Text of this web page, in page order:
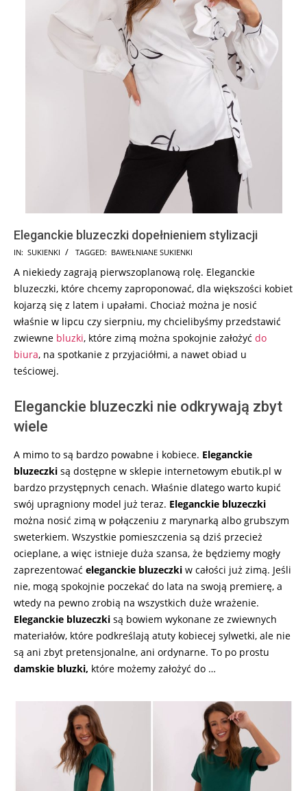
Eleganckie bluzeczki dopełnieniem stylizacji
2024-
01-
25
IN: SUKIENKI TAGGED: BAWEŁNIANE SUKIENKI
A niekiedy zagrają pierwszoplanową rolę. Eleganckie
bluzeczki, które chcemy zaproponować, dla większości kobiet
kojarzą się z latem i upałami. Chociaż można je nosić
właśnie w lipcu czy sierpniu, my chcielibyśmy przedstawić
zwiewne bluzki, które zimą można spokojnie założyć do
biura, na spotkanie z przyjaciółmi, a nawet obiad u
teściowej.
Eleganckie bluzeczki nie odkrywają zbyt
wiele
A mimo to są bardzo powabne i kobiece. Eleganckie
bluzeczki są dostępne w sklepie internetowym ebutik.pl w
bardzo przystępnych cenach. Właśnie dlatego warto kupić
swój upragniony model już teraz. Eleganckie bluzeczki
można nosić zimą w połączeniu z marynarką albo grubszym
sweterkiem. Wszystkie pomieszczenia są dziś przecież
ocieplane, a więc istnieje duża szansa, że będziemy mogły
zaprezentować eleganckie bluzeczki w całości już zimą. Jeśli
nie, mogą spokojnie poczekać do lata na swoją premierę, a
wtedy na pewno zrobią na wszystkich duże wrażenie.
Eleganckie bluzeczki są bowiem wykonane ze zwiewnych
materiałów, które podkreślają atuty kobiecej sylwetki, ale nie
są ani zbyt pretensjonalne, ani ordynarne. To po prostu
damskie bluzki, które możemy założyć do …